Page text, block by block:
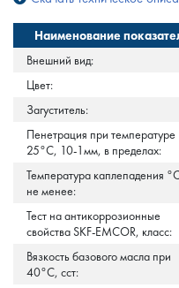
Наименование
Внешний вид:
Цвет:
Загуститель:
Пенетрация при температуре
25°С, 10-1мм, в пределах:
Температура каплепадения
не менее:
Тест на антикоррозионные
свойства SKF-EMCOR, класс:
Вязкость базового масла при
40°C, сст: